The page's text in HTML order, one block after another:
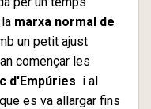
marxa normal de
un petit ajust
començar les
d'Empúries i al
es va allargar fins